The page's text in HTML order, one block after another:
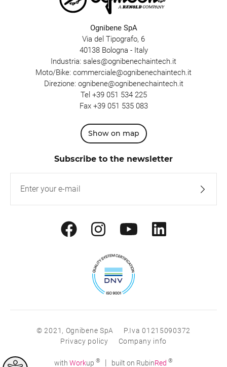
Ognibene SpA
Via del Tipografo, 6
40138 Bologna - Italy
Industria: sales@ognibenechaintech.it
Moto/Bike: commerciale@ognibenechaintech.it
Direzione: ognibene@ognibenechaintech.it
Tel +39 051 534 225
Fax +39 051 535 083
Show on map
Subscribe to the newsletter
© 2021, Ognibene SpA
P.Iva 01215090372
Privacy policy
Company info
with Workup ® | built on RubinRed ®